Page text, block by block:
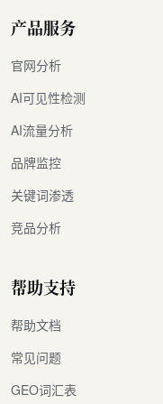
产品服务
官网分析
AI可见性检测
AI流量分析
品牌监控
关键词渗透
竞品分析
帮助支持
帮助文档
常见问题
GEO词汇表